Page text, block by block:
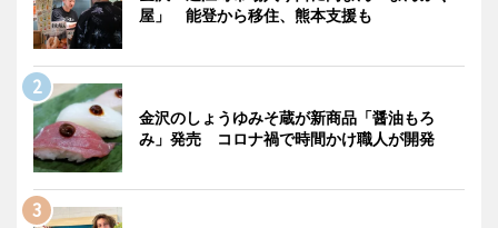
屋」 能登から移住、熊本支援も
金沢のしょうゆみそ蔵が新商品「醤油もろ
み」発売 コロナ禍で時間かけ職人が開発